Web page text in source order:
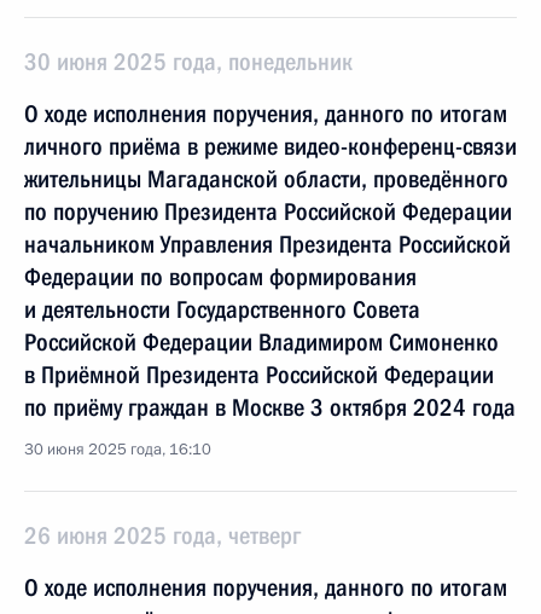
30 июня 2025 года, понедельник
О ходе исполнения поручения, данного по итогам
личного приёма в режиме видео-конференц-связи
жительницы Магаданской области, проведённого
по поручению Президента Российской Федерации
начальником Управления Президента Российской
Федерации по вопросам формирования
и деятельности Государственного Совета
Российской Федерации Владимиром Симоненко
в Приёмной Президента Российской Федерации
по приёму граждан в Москве 3 октября 2024 года
30 июня 2025 года, 16:10
26 июня 2025 года, четверг
О ходе исполнения поручения, данного по итогам